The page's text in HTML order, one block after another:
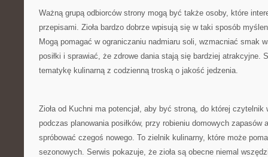
Ważną grupą odbiorców strony mogą być także osoby, które
przepisami. Zioła bardzo dobrze wpisują się w taki sposób
Mogą pomagać w ograniczaniu nadmiaru soli, wzmacniać smak
posiłki i sprawiać, że zdrowe dania stają się bardziej atrakcyjne.
tematykę kulinarną z codzienną troską o jakość jedzenia.
Zioła od Kuchni ma potencjał, aby być stroną, do której czytelnik
podczas planowania posiłków, przy robieniu domowych zapasów
spróbować czegoś nowego. To zielnik kulinarny, które może
sezonowych. Serwis pokazuje, że zioła są obecne niemal